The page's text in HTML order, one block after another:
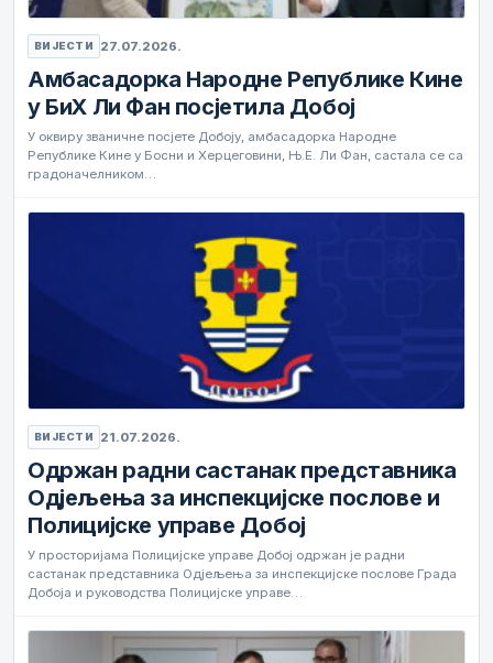
ВИЈЕСТИ 27.07.2026.
Амбасадорка Народне Републике Кине
у БиХ Ли Фан посјетила Добој
У оквиру званичне посјете Добоју, амбасадорка Народне
Републике Кине у Босни и Херцеговини, Њ.Е. Ли Фан, састала се са
градоначелником…
ВИЈЕСТИ 21.07.2026.
Одржан радни састанак представника
Одјељења за инспекцијске послове и
Полицијске управе Добој
У просторијама Полицијске управе Добој одржан је радни
састанак представника Одјељења за инспекцијске послове Града
Добоја и руководства Полицијске управе…